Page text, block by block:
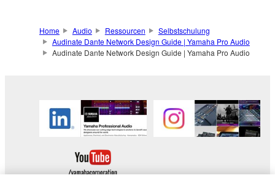
Home Audio Ressourcen
Selbstschulung
Audinate Dante Network Design Guide | Yamaha Pro Audio
Audinate Dante Network Design Guide | Yamaha Pro Audio